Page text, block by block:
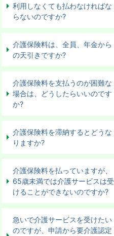
利用しなくても払わなければな
らないのですか?
介護保険料は、全員、年金から
の天引きですか?
介護保険料を支払うのが困難な
場合は、どうしたらいいのです
か?
介護保険料を滞納するとどうな
りますか?
介護保険料を払っていますが、
65歳未満では介護サービスは受
けることができないのですか?
急いで介護サービスを受けたい
のですが、申請から要介護認定